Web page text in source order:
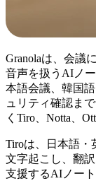
Granolaは、会議
音声を扱うAIノ
本語会議、韓国
ュリティ確認ま
くTiro、Notta、
Tiroは、日本語・
文字起こし、翻
支援するAIノー